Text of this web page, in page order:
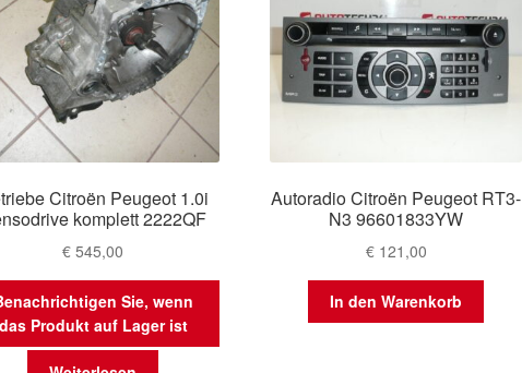
Citroën Peugeot 1.0i
komplett 2222QF
€ 545,00
Sie, wenn
Produkt auf Lager ist
Autoradio Citroën Peugeot RT3-
N3 96601833YW
€121,00
In den Warenkorb